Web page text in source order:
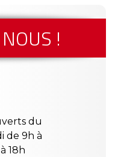
!
du
de 9h à
18h